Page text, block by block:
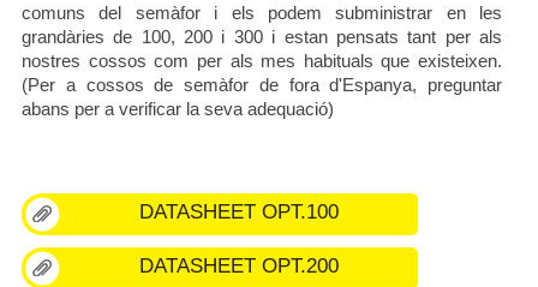
comuns del semàfor i els podem subministrar en les
grandàries de 100, 200 i 300 i estan pensats tant per als
nostres cossos com per als mes habituals que existeixen.
(Per a cossos de semàfor de fora d'Espanya, preguntar
abans per a verificar la seva adequació)
DATASHEET OPT.100
DATASHEET OPT.200